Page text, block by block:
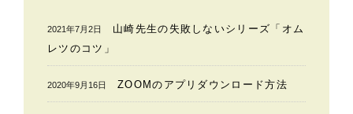
2021年7月2日
山崎先生の失敗しないシリーズ「オム
レツのコツ」
2020年9月16日 ZOOMのアプリダウンロード方法